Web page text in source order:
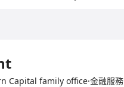
Capital family office·金融服務